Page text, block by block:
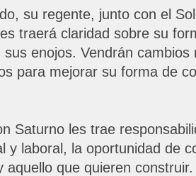
su regente, junto con el
traerá claridad sobre su
enojos. Vendrán cambios
para mejorar su forma de
Saturno les trae
y laboral, la oportunidad de
aquello que quieren construir.